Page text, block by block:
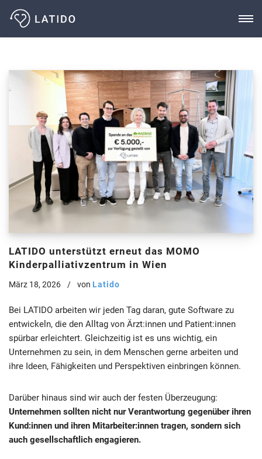
Zum
LATIDO unterstützt erneut das MOMO
Kinderpalliativzentrum in Wien
März 18, 2026 von Latido
Bei LATIDO arbeiten wir jeden Tag daran, gute Software zu
entwickeln, die den Alltag von Ärzt:innen und Patient:innen
spürbar erleichtert. Gleichzeitig ist es uns wichtig, ein
Unternehmen zu sein, in dem Menschen gerne arbeiten und
ihre Ideen, Fähigkeiten und Perspektiven einbringen können.
Darüber hinaus sind wir auch der festen Überzeugung:
Unternehmen sollten nicht nur Verantwortung gegenüber ihren
Kund:innen und ihren Mitarbeiter:innen tragen, sondern sich
auch gesellschaftlich engagieren.